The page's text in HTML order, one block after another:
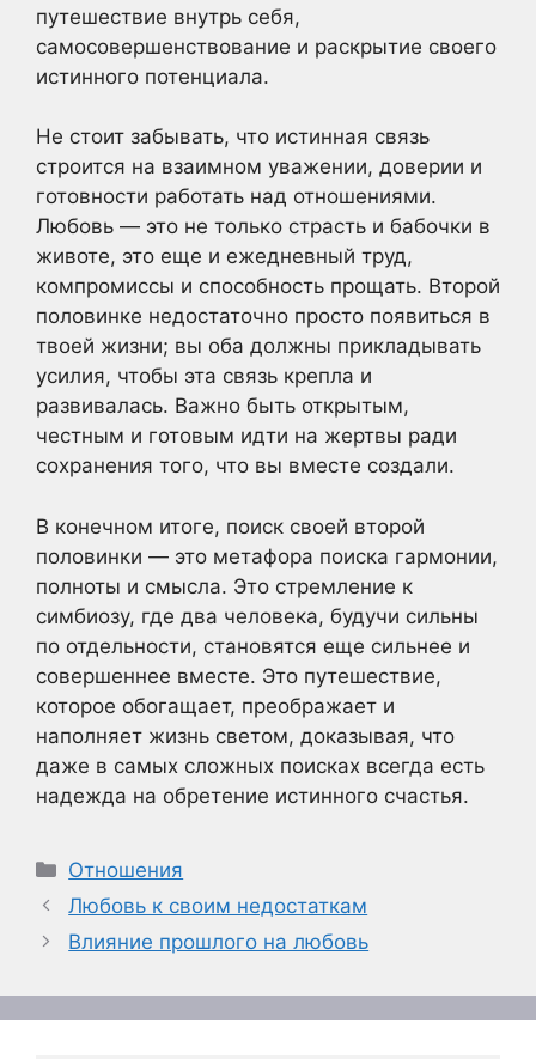
путешествие внутрь себя,
самосовершенствование и раскрытие своего
истинного потенциала.
Не стоит забывать, что истинная связь
строится на взаимном уважении, доверии и
готовности работать над отношениями.
Любовь — это не только страсть и бабочки в
животе, это еще и ежедневный труд,
компромиссы и способность прощать. Второй
половинке недостаточно просто появиться в
твоей жизни; вы оба должны прикладывать
усилия, чтобы эта связь крепла и
развивалась. Важно быть открытым,
честным и готовым идти на жертвы ради
сохранения того, что вы вместе создали.
В конечном итоге, поиск своей второй
половинки — это метафора поиска гармонии,
полноты и смысла. Это стремление к
симбиозу, где два человека, будучи сильны
по отдельности, становятся еще сильнее и
совершеннее вместе. Это путешествие,
которое обогащает, преображает и
наполняет жизнь светом, доказывая, что
даже в самых сложных поисках всегда есть
надежда на обретение истинного счастья.
Рубрики
Отношения
Любовь к своим недостаткам
Влияние прошлого на любовь